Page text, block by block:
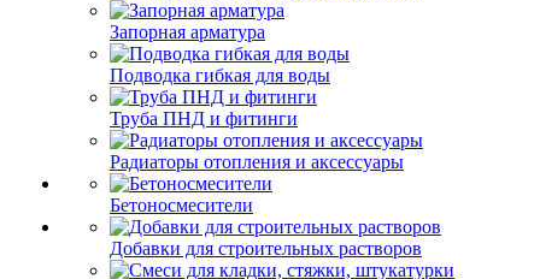
Запорная арматура
Подводка гибкая для воды
Труба ПНД и фитинги
Радиаторы отопления и аксессуары
Бетоносмесители
Добавки для строительных растворов